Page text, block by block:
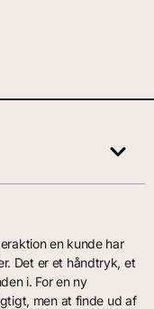
en kunde har
Det er et håndtryk, et
i. For en ny
men at finde ud af